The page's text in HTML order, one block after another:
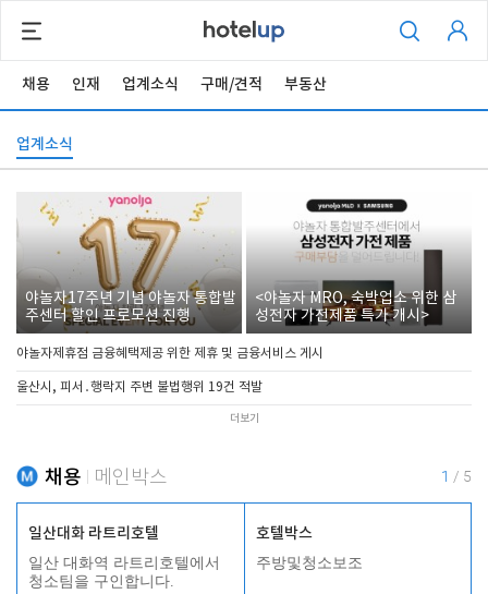
채용 인재 업계소식 구매/견적 부동산
업계소식
야놀자17주년 기념 야놀자 통합발
주센터 할인 프로모션 진행
<야놀자 MRO, 숙박업소 위한 삼
성전자 가전제품 특가 개시>
야놀자제휴점 금융혜택제공 위한 제휴 및 금융서비스 게시
울산시, 피서․행락지 주변 불법행위 19건 적발
더보기
채용 메인박스 1 / 5
일산대화 라트리호텔
일산 대화역 라트리호텔에서
청소팀을 구인합니다.
호텔박스
주방및청소보조